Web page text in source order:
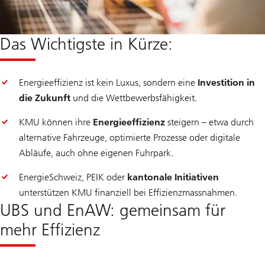
Das Wichtigste in Kürze:
Energieeffizienz ist kein Luxus, sondern eine Investition in
die Zukunft und die Wettbewerbsfähigkeit.
KMU können ihre Energieeffizienz steigern – etwa durch
alternative Fahrzeuge, optimierte Prozesse oder digitale
Abläufe, auch ohne eigenen Fuhrpark.
EnergieSchweiz, PEIK oder kantonale Initiativen
unterstützen KMU finanziell bei Effizienzmassnahmen.
UBS und EnAW: gemeinsam für
mehr Effizienz